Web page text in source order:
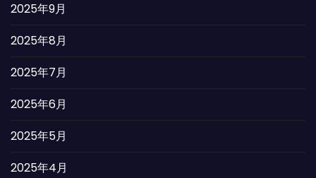
2025年9月
2025年8月
2025年7月
2025年6月
2025年5月
2025年4月